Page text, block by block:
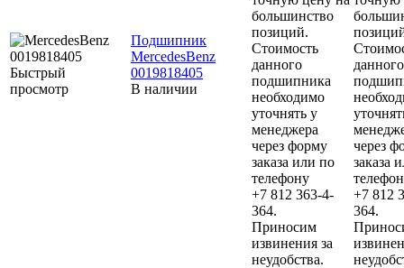
Быстрый
просмотр
Подшипник
MercedesBenz
0019818405
В наличии
большинство
позиций.
Стоимость
данного
подшипника
необходимо
уточнять у
менеджера
через форму
заказа или по
телефону
+7 812 363-4-
364.
Приносим
извинения за
неудобства.
данного
через
заказа
+7 812
364.